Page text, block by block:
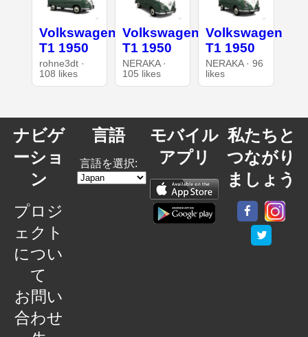
Volkswagen
T1 1950
rohne3dt ·
108 likes
Volkswagen
T1 1950
NERAKA ·
105 likes
Volkswagen
T1 1950
NERAKA · 96
likes
ナビゲ
ーショ
ン
プロジ
ェクト
につい
て
お問い
合わせ
言語
言語を選択:
モバイル
アプリ
私たちと
つながり
ましょう